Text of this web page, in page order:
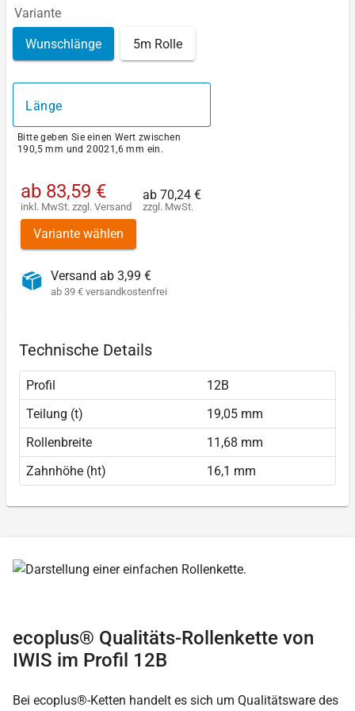
Variante
Wunschlänge 5m Rolle
Länge
Bitte geben Sie einen Wert zwischen
190,5 mm und 20021,6 mm ein.
ab 83,59 €
inkl. MwSt. zzgl. Versand
ab 70,24 €
zzgl. MwSt.
Variante wählen
Versand ab 3,99 €
ab 39 € versandkostenfrei
Technische Details
Profil
12B
Teilung (t)
19,05 mm
Rollenbreite
11,68 mm
Zahnhöhe (ht)
16,1 mm
ecoplus® Qualitäts-Rollenkette von
IWIS im Profil 12B
Bei ecoplus®-Ketten handelt es sich um Qualitätsware des